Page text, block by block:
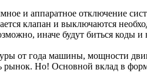
и аппаратное отключение
клапан и выключаются
иначе будут биться коды
от года машины, мощности
рынок. Но! Основной вклад в